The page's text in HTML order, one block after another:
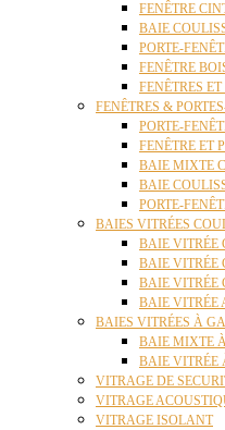
FENÊTRE
BAIE
PORTE-
FENÊTRE
FENÊTRES
FENÊTRES &
PORTE-
FENÊTRE ET
BAIE MIXTE
BAIE
PORTE-
BAIES VITRÉES
BAIE VITRÉE
BAIE VITRÉE
BAIE VITRÉE
BAIE VITRÉE
BAIES VITRÉES À
BAIE MIXTE
BAIE VITRÉE
VITRAGE DE
VITRAGE
VITRAGE ISOLANT